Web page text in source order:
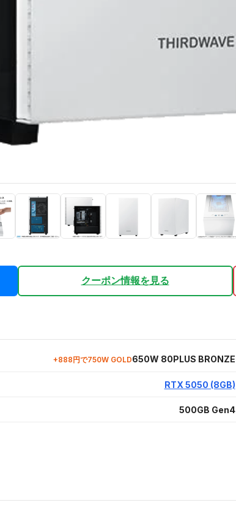
クーポン情報を見る
+888円で750W GOLD650W 80PLUS BRONZE
RTX 5050 (8GB)
500GB Gen4